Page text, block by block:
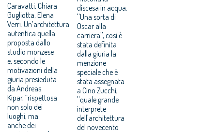
Caravatti, Chiara
Gugliotta, Elena
Verri. Un’architettura
autentica quella
proposta dallo
studio monzese
e, secondo le
motivazioni della
giuria presieduta
da Andreas
Kipar, “rispettosa
non solo dei
luoghi, ma
anche dei
discesa in acqua.
''Una sorta di
Oscar alla
carriera'', così è
stata definita
dalla giuria la
menzione
speciale che è
stata assegnata
a Cino Zucchi,
''quale grande
interprete
dell'architettura
del novecento